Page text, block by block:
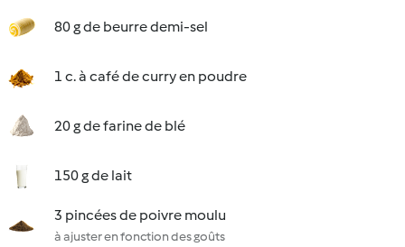
80 g de beurre demi-sel
1 c. à café de curry en poudre
20 g de farine de blé
150 g de lait
3 pincées de poivre moulu
à ajuster en fonction des goûts